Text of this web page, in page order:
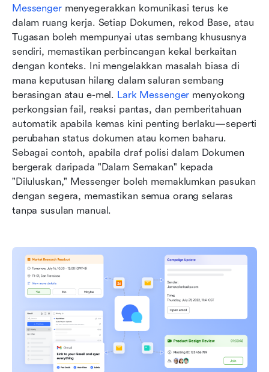
Messenger menyegerakkan komunikasi terus ke
dalam ruang kerja. Setiap Dokumen, rekod Base, atau
Tugasan boleh mempunyai utas sembang khususnya
sendiri, memastikan perbincangan kekal berkaitan
dengan konteks. Ini mengelakkan masalah biasa di
mana keputusan hilang dalam saluran sembang
berasingan atau e-mel. Lark Messenger menyokong
perkongsian fail, reaksi pantas, dan pemberitahuan
automatik apabila kemas kini penting berlaku—seperti
perubahan status dokumen atau komen baharu.
Sebagai contoh, apabila draf polisi dalam Dokumen
bergerak daripada "Dalam Semakan" kepada
"Diluluskan," Messenger boleh memaklumkan pasukan
dengan segera, memastikan semua orang selaras
tanpa susulan manual.